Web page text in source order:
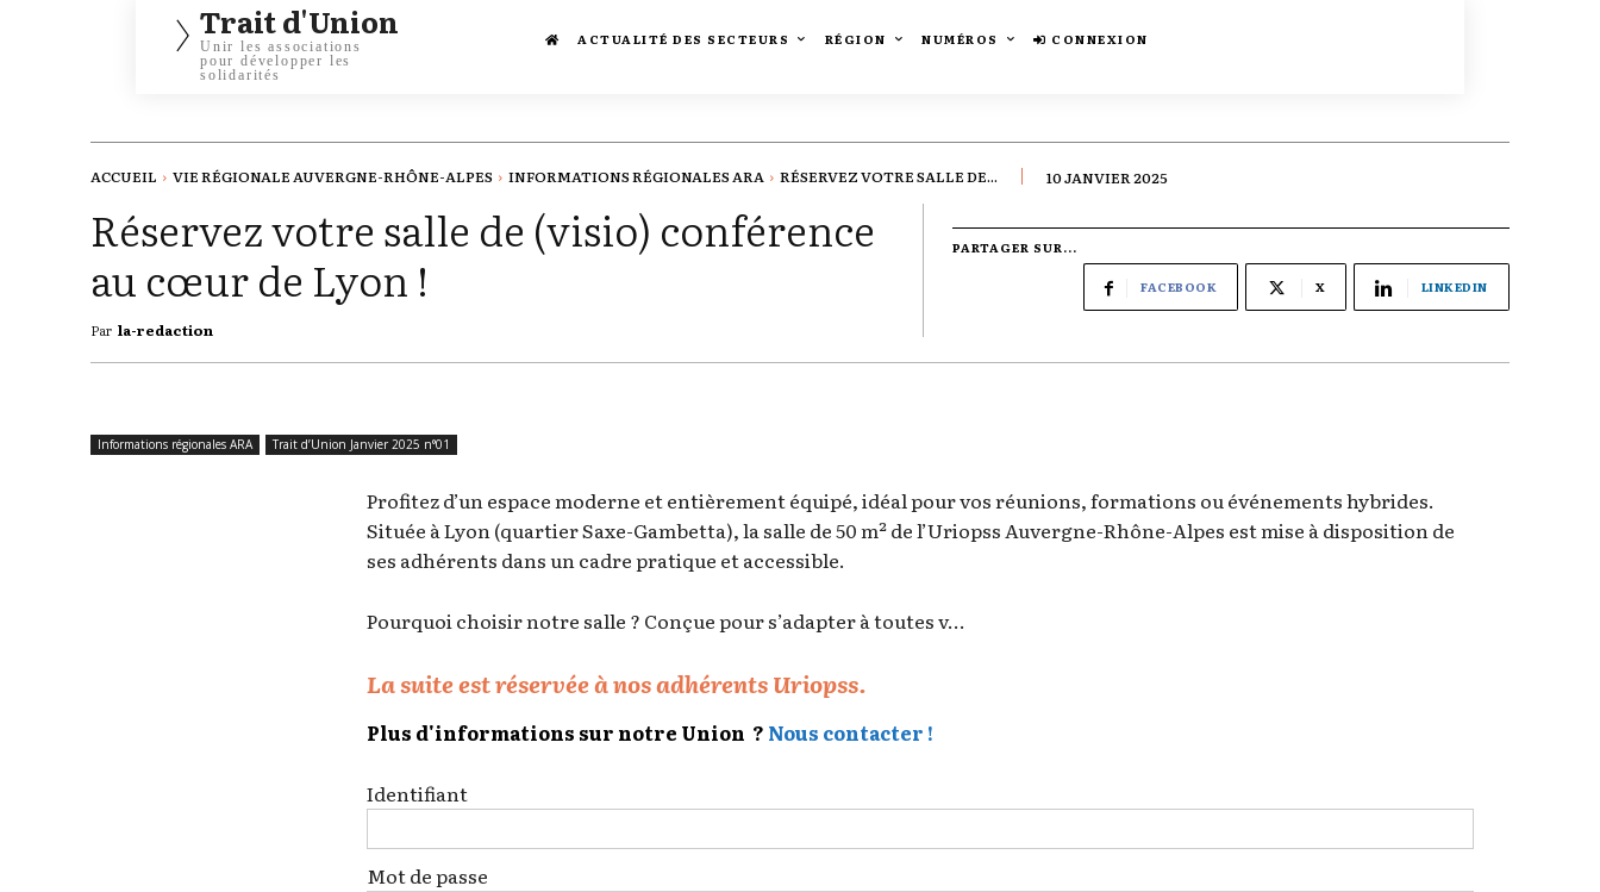
Trait d'Union
Unir les associations
pour développer les
solidarités
ACTUALITÉ DES SECTEURS RÉGION NUMÉROS CONNEXION
ACCUEIL VIE RÉGIONALE AUVERGNE-RHÔNE-ALPES INFORMATIONS RÉGIONALES ARA RÉSERVEZ VOTRE SALLE DE... 10 JANVIER 2025
Réservez votre salle de (visio) conférence
au cœur de Lyon !
Par la-redaction
PARTAGER SUR...
FACEBOOK X LINKEDIN
Informations régionales ARA Trait d’Union Janvier 2025 n°01
Profitez d’un espace moderne et entièrement équipé, idéal pour vos réunions, formations ou événements hybrides.
Située à Lyon (quartier Saxe-Gambetta), la salle de 50 m² de l’Uriopss Auvergne-Rhône-Alpes est mise à disposition de
ses adhérents dans un cadre pratique et accessible.
Pourquoi choisir notre salle ? Conçue pour s’adapter à toutes v...
La suite est réservée à nos adhérents Uriopss.
Plus d'informations sur notre Union ? Nous contacter !
Identifiant
Mot de passe